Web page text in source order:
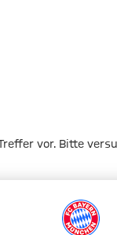
vor. Bitte